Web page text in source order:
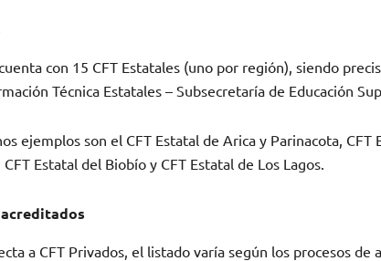
con 15 CFT Estatales (uno por región), siendo
Técnica Estatales – Subsecretaría de Educación
ejemplos son el CFT Estatal de Arica y Parinacota,
Estatal del Biobío y CFT Estatal de Los Lagos.
a CFT Privados, el listado varía según los procesos